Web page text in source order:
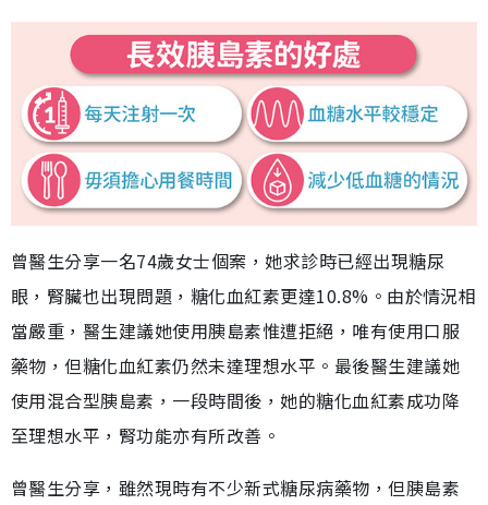
曾醫生分享一名74歲女士個案，她求診時已經出現糖尿
眼，腎臟也出現問題，糖化血紅素更達10.8%。由於情況相
當嚴重，醫生建議她使用胰島素惟遭拒絕，唯有使用口服
藥物，但糖化血紅素仍然未達理想水平。最後醫生建議她
使用混合型胰島素，一段時間後，她的糖化血紅素成功降
至理想水平，腎功能亦有所改善。
曾醫生分享，雖然現時有不少新式糖尿病藥物，但胰島素